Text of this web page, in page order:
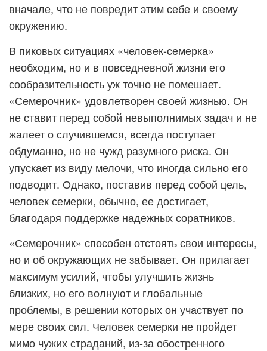
вначале, что не повредит этим себе и своему
окружению.
В пиковых ситуациях «человек-семерка»
необходим, но и в повседневной жизни его
сообразительность уж точно не помешает.
«Семерочник» удовлетворен своей жизнью. Он
не ставит перед собой невыполнимых задач и не
жалеет о случившемся, всегда поступает
обдуманно, но не чужд разумного риска. Он
упускает из виду мелочи, что иногда сильно его
подводит. Однако, поставив перед собой цель,
человек семерки, обычно, ее достигает,
благодаря поддержке надежных соратников.
«Семерочник» способен отстоять свои интересы,
но и об окружающих не забывает. Он прилагает
максимум усилий, чтобы улучшить жизнь
близких, но его волнуют и глобальные
проблемы, в решении которых он участвует по
мере своих сил. Человек семерки не пройдет
мимо чужих страданий, из-за обостренного